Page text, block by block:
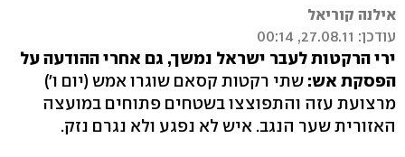
אילנה קוריאל
עודכן: 27.08.11, 00:14
ירי הרקטות לעבר ישראל נמשך, גם אחרי ההודעה על
הפסקת אש: שתי רקטות קסאם שוגרו אמש (יום ו')
מרצועת עזה והתפוצצו בשטחים פתוחים במועצה
האזורית שער הנגב. איש לא נפגע ולא נגרם נזק.